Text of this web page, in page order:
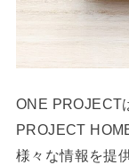
ONE PROJECT
PROJECT
様々な情報を提